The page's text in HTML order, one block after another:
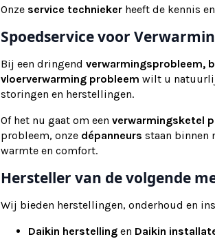
Onze service technieker heeft de kennis
Spoedservice voor
Bij een dringend verwarmingsprobleem,
vloerverwarming probleem wilt u
storingen en herstellingen.
Of het nu gaat om een verwarmingsketel
probleem, onze dépanneurs staan binnen
warmte en comfort.
Hersteller van de volgende
Wij bieden herstellingen, onderhoud en
Daikin herstelling en Daikin